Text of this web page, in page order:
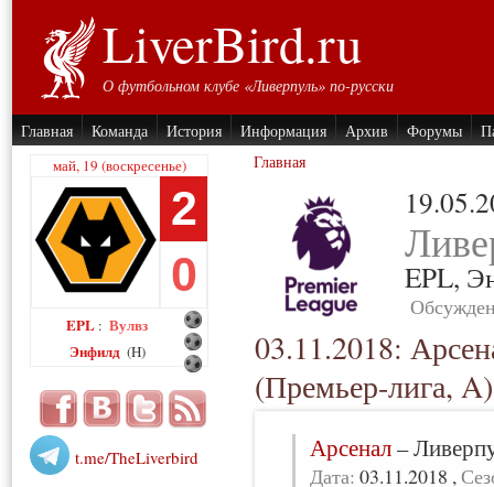
LiverBird.ru
О футбольном клубе «Ливерпуль» по-русски
Главная Команда История Информация Архив Форумы
май, 19 (воскресенье)
2
0
EPL : Вулвз
Энфилд (H)
t.me/TheLiverbird
Главная
EPL,
03.11.2018:
(Премьер-лига, A)
Арсенал–
Дата: 03.11.2018 ,